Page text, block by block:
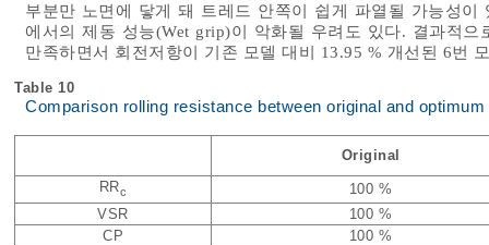
부분만 노면에 닿게 돼 트레드 안쪽이 쉽게 파열될 가능성
에서의 제동 성능(Wet grip)이 악화될 우려도 있다. 결과적
만족하면서 회전저항이 기존 모델 대비 13.95 % 개선된 6번
Table 10
Comparison rolling resistance between original and
Original
RRc
100 %
VSR
100 %
CP
100 %